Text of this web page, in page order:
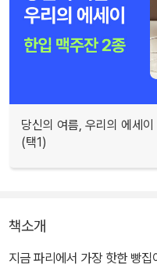
당신의 여름, 우리의 에세
(택1)
책소개
지금 파리에서 가장 핫한 빵